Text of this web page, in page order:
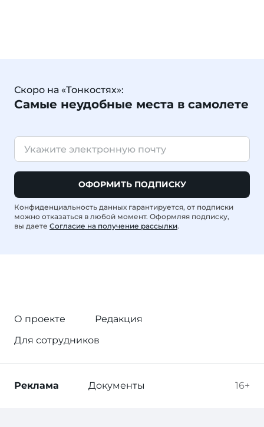
Скоро на «Тонкостях»:
Самые неудобные места в самолете
ОФОРМИТЬ ПОДПИСКУ
Конфиденциальность данных гарантируется, от подписки
можно отказаться в любой момент. Оформляя подписку,
вы даете Согласие на получение рассылки.
О проекте
Редакция
Для сотрудников
16+
Реклама Документы